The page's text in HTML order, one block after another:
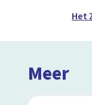
Het
Meer